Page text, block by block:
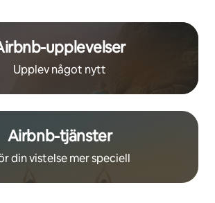
upplevelser
Upplev något nytt
Airbnb-tjänster
din vistelse mer speciell